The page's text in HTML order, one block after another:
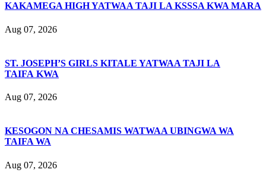
KAKAMEGA HIGH YATWAA TAJI LA KSSSA KWA MARA
Aug 07, 2026
ST. JOSEPH’S GIRLS KITALE YATWAA TAJI LA
TAIFA KWA
Aug 07, 2026
KESOGON NA CHESAMIS WATWAA UBINGWA WA
TAIFA WA
Aug 07, 2026